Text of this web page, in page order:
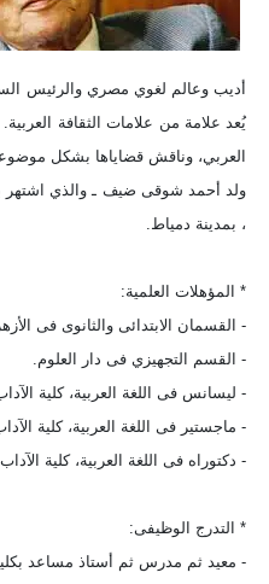
أديب وعالم لغوي مصري والرئيس
يُعد علامة من علامات الثقافة
العربي، وناقش قضاياها بشكل
، بمدينة دمياط.
* المؤهلات العلمية:
- القسمان الابتدائى والثانوى فى
- القسم التجهيزي فى دار العلوم.
- ليسانس فى اللغة العربية، كلية الآداب،
- ماجستير فى اللغة العربية، كلية الآداب،
- دكتوراه فى اللغة العربية، كلية الآداب،
* التدرج الوظيفى:
- معيد ثم مدرس ثم أستاذ مساعد بكلية